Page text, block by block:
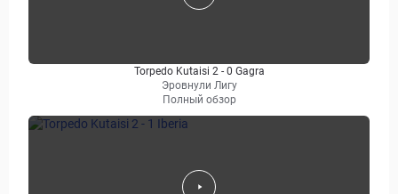
Torpedo Kutaisi 2 - 0 Gagra
Эровнули Лигу
Полный обзор